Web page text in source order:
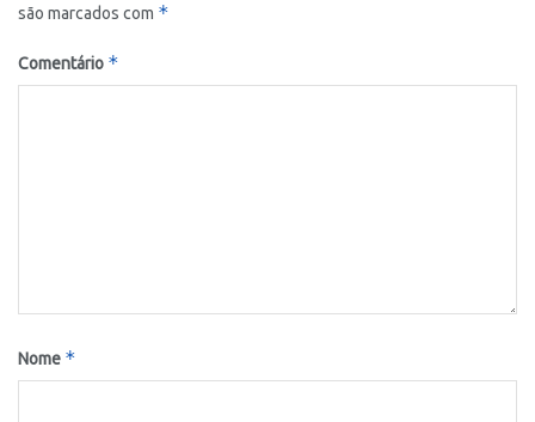
são marcados com *
Comentário *
Nome *